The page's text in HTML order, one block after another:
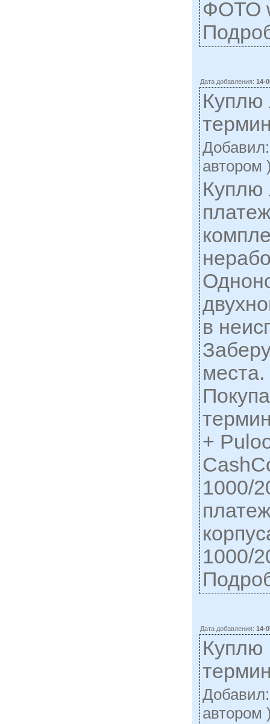
ФОТО
Дата добавления:14-
Куплю
автором
Куплю
в
места.
+
1000/
1000/
Дата добавления:14-
Куплю
автором